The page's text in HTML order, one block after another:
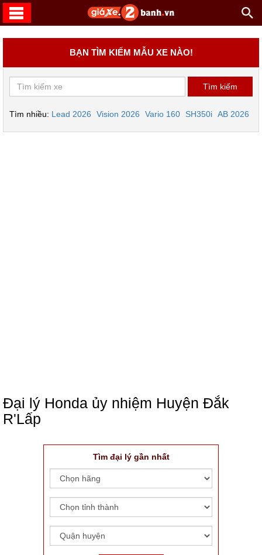
BẠN TÌM KIẾM MẪU XE NÀO!
Tìm nhiều: Lead 2026 Vision 2026 Vario 160 SH350i AB 2026
Đại lý Honda ủy nhiệm Huyện Đắk
R'Lấp
Tìm đại lý gần nhất